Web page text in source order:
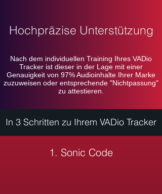
Hochpräzise Unterstützung
Nach dem individuellen Training Ihres VADio
Tracker ist dieser in der Lage mit einer
Genauigkeit von 97% Audioinhalte Ihrer Marke
zuzuweisen oder entsprechende "Nichtpassung"
zu attestieren.
In 3 Schritten zu Ihrem VADio Tracker
1. Sonic Code